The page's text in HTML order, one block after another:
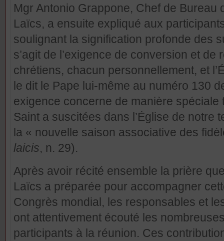
Mgr Antonio Grappone, Chef de Bureau
Laïcs, a ensuite expliqué aux
soulignant la signification profonde des
s’agit de l’exigence de conversion et
chrétiens, chacun personnellement, et
le dit le Pape lui-même au numéro 130
exigence concerne de manière spéciale
Saint a suscitées dans l’Église de notre
la « nouvelle saison associative des
laicis, n. 29).
Après avoir récité ensemble la prière
Laïcs a préparée pour accompagner
Congrès mondial, les responsables et
ont attentivement écouté les
participants à la réunion. Ces